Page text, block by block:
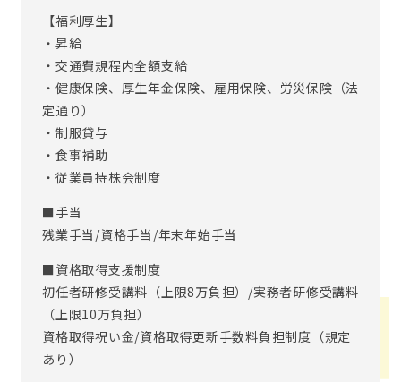
【福利厚生】
・昇給
・交通費規程内全額支給
・健康保険、厚生年金保険、雇用保険、労災保険（法
定通り）
・制服貸与
・食事補助
・従業員持株会制度
■手当
残業手当/資格手当/年末年始手当
■資格取得支援制度
初任者研修受講料（上限8万負担）/実務者研修受講料
（上限10万負担）
資格取得祝い金/資格取得更新手数料負担制度（規定
あり）